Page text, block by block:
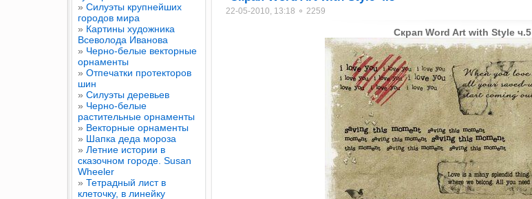
» Силуэты крупнейших
городов мира
» Картины художника
Всеволода Иванова
» Черно-белые векторные
орнаменты
» Отпечатки протекторов
шин
» Силуэты деревьев
» Черно-белые
растительные орнаменты
» Векторные орнаменты
» Шапка деда мороза
» Летние истории в
сказочном городе. Susan
Wheeler
» Тетрадный лист в
клеточку, в линейку
22-05-2010, 13:18 ⚬ 2259
Скрап Word Art with Style ч.5